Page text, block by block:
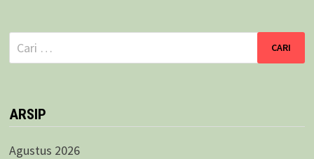
Cari
untuk:
ARSIP
Agustus 2026